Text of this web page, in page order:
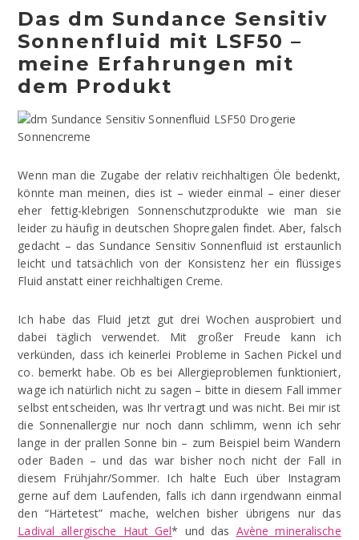
Das dm Sundance Sensitiv
Sonnenfluid mit LSF50 –
meine Erfahrungen mit
dem Produkt
Wenn man die Zugabe der relativ reichhaltigen Öle bedenkt,
könnte man meinen, dies ist – wieder einmal – einer dieser
eher fettig-klebrigen Sonnenschutzprodukte wie man sie
leider zu häufig in deutschen Shopregalen findet. Aber, falsch
gedacht – das Sundance Sensitiv Sonnenfluid ist erstaunlich
leicht und tatsächlich von der Konsistenz her ein flüssiges
Fluid anstatt einer reichhaltigen Creme.
Ich habe das Fluid jetzt gut drei Wochen ausprobiert und
dabei täglich verwendet. Mit großer Freude kann ich
verkünden, dass ich keinerlei Probleme in Sachen Pickel und
co. bemerkt habe. Ob es bei Allergieproblemen funktioniert,
wage ich natürlich nicht zu sagen – bitte in diesem Fall immer
selbst entscheiden, was Ihr vertragt und was nicht. Bei mir ist
die Sonnenallergie nur noch dann schlimm, wenn ich sehr
lange in der prallen Sonne bin – zum Beispiel beim Wandern
oder Baden – und das war bisher noch nicht der Fall in
diesem Frühjahr/Sommer. Ich halte Euch über Instagram
gerne auf dem Laufenden, falls ich dann irgendwann einmal
den “Härtetest” mache, welchen bisher übrigens nur das
Ladival allergische Haut Gel* und das Avène mineralische